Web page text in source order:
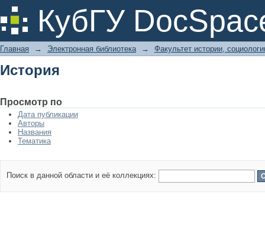
КубГУ
История
Главная → Электронная библиотека → Факультет истории,
История
Просмотр по
Дата публикации
Авторы
Названия
Тематика
Поиск в данной области и её коллекциях: